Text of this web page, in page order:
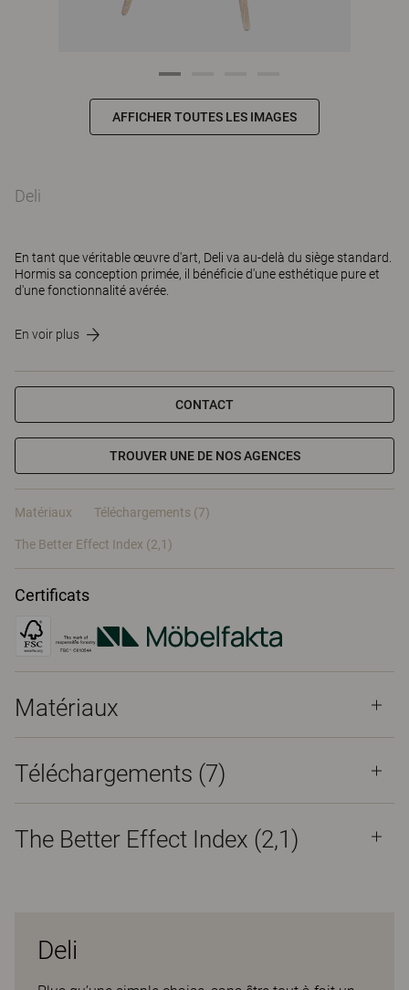
AFFICHER TOUTES LES IMAGES
Deli
En tant que véritable œuvre d'art, Deli va au-delà du siège standard.
Hormis sa conception primée, il bénéficie d'une esthétique pure et
d'une fonctionnalité avérée.
En voir plus
CONTACT
TROUVER UNE DE NOS AGENCES
Matériaux Téléchargements (7)
The Better Effect Index (2,1)
Certificats
Matériaux
Téléchargements (7)
The Better Effect Index (2,1)
Deli